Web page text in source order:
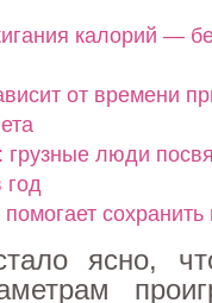
калорий —
от времени
грузные люди
год
ясно,